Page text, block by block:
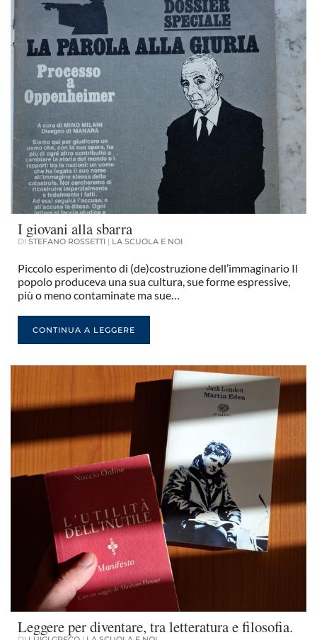
I giovani alla sbarra
DI STEFANO ROSSETTI | LA SCUOLA E NOI
Piccolo esperimento di (de)costruzione dell’immaginario Il
popolo produceva una sua cultura, sue forme espressive,
più o meno contaminate ma sue…
CONTINUA A LEGGERE
Leggere per diventare, tra letteratura e filosofia.